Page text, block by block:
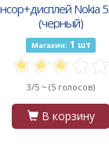
Nokia
(черный)
Магазин: 1 шт
3/5 ~ (5 голосов)
В корзину